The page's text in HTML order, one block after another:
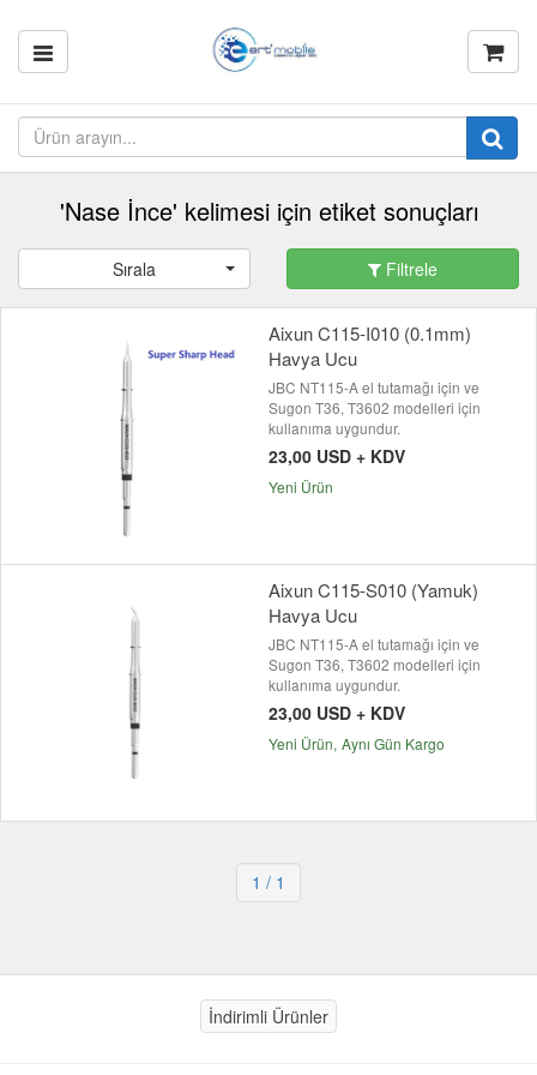
'Nase İnce' kelimesi için etiket sonuçları
Sırala Filtrele
Aixun C115-I010 (0.1mm)
Havya Ucu
JBC NT115-A el tutamağı için ve
Sugon T36, T3602 modelleri için
kullanıma uygundur.
23,00 USD + KDV
Yeni Ürün
Aixun C115-S010 (Yamuk)
Havya Ucu
JBC NT115-A el tutamağı için ve
Sugon T36, T3602 modelleri için
kullanıma uygundur.
23,00 USD + KDV
Yeni Ürün Aynı Gün Kargo
1 / 1
İndirimli Ürünler